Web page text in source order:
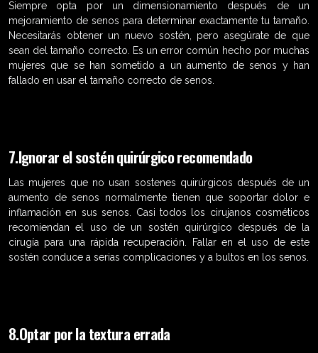
Siempre opta por un dimensionamiento después de un
mejoramiento de senos para determinar exactamente tu tamaño.
Necesitarás obtener un nuevo sostén, pero asegúrate de que
sean del tamaño correcto. Es un error común hecho por muchas
mujeres que se han sometido a un aumento de senos y han
fallado en usar el tamaño correcto de senos.
7.Ignorar el sostén quirúrgico recomendado
Las mujeres que no usan sostenes quirúrgicos después de un
aumento de senos normalmente tienen que soportar dolor e
inflamación en sus senos. Casi todos los cirujanos cosméticos
recomiendan el uso de un sostén quirúrgico después de la
cirugía para una rápida recuperación. Fallar en el uso de este
sostén conduce a serias complicaciones y a bultos en los senos.
8.Optar por la textura errada